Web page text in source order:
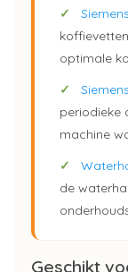
✓
optimale
✓
periodieke
machine
✓
de
Geschikt